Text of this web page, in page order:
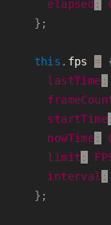
elapsed :
} ;
this . fps =
lastTime :
startTime
nowTime:
limit :
interval :
} ;